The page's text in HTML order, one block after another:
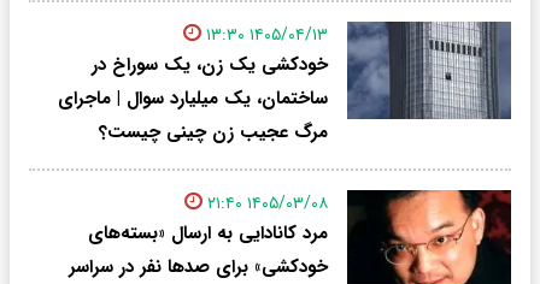
۱۴۰۵/۰۴/۱۳ ۱۳:۳۰
خودکشی یک زن، یک سوراخ در
ساختمان، یک میلیارد سوال | ماجرای
مرگ عجیب زن چینی چیست؟
۱۴۰۵/۰۳/۰۸ ۲۱:۴۰
مرد کانادایی به ارسال «بسته‌های
خودکشی» برای صدها نفر در سراسر